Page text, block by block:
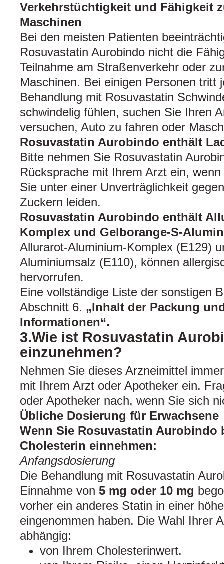
Verkehrstüchtigkeit und Fähigkeit
Maschinen
Bei den meisten Patienten
Rosuvastatin Aurobindo nicht die
Teilnahme am Straßenverkehr oder
Maschinen. Bei einigen Personen tritt
Behandlung mit Rosuvastatin
schwindelig fühlen, suchen Sie Ihren
versuchen, Auto zu fahren oder
Rosuvastatin Aurobindo enthält
Bitte nehmen Sie Rosuvastatin
Rücksprache mit Ihrem Arzt ein,
Sie unter einer Unverträglichkeit
Zuckern leiden.
Rosuvastatin Aurobindo enthält
Komplex und Gelborange-S-
Allurarot-Aluminium-Komplex (E129)
Aluminiumsalz (E110), können
hervorrufen.
Eine vollständige Liste der sonstigen
Abschnitt 6. „Inhalt der Packung
Informationen“.
3.Wie ist Rosuvastatin
einzunehmen?
Nehmen Sie dieses Arzneimittel
mit Ihrem Arzt oder Apotheker ein.
oder Apotheker nach, wenn Sie sich
Übliche Dosierung für Erwachsene
Wenn Sie Rosuvastatin Aurobindo
Cholesterin einnehmen:
Anfangsdosierung
Die Behandlung mit Rosuvastatin
Einnahme von 5 mg oder 10 mg
vorher ein anderes Statin in einer
eingenommen haben. Die Wahl Ihrer
abhängig:
von Ihrem Cholesterinwert.